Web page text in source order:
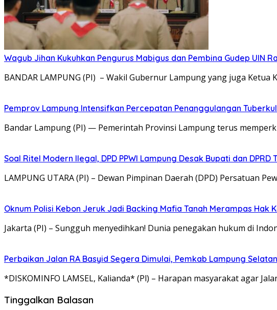
Wagub Jihan Kukuhkan Pengurus Mabigus dan Pembina Gudep UIN
BANDAR LAMPUNG (PI) – Wakil Gubernur Lampung yang juga
Pemprov Lampung Intensifkan Percepatan Penanggulangan
Bandar Lampung (PI) — Pemerintah Provinsi Lampung terus
Soal Ritel Modern Ilegal, DPD PPWI Lampung Desak Bupati dan
​LAMPUNG UTARA (PI) – Dewan Pimpinan Daerah (DPD) Persatuan
Oknum Polisi Kebon Jeruk Jadi Backing Mafia Tanah Merampas Hak
Jakarta (PI) – Sungguh menyedihkan! Dunia penegakan hukum di
Perbaikan Jalan RA Basyid Segera Dimulai, Pemkab Lampung
*DISKOMINFO LAMSEL, Kalianda* (Pl) – Harapan masyarakat agar
Tinggalkan Balasan